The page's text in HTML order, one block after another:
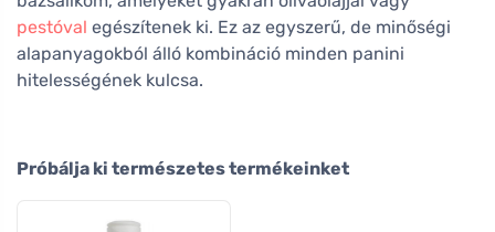
pestóval egészítenek ki. Ez az egyszerű, de minőségi
alapanyagokból álló kombináció minden panini
hitelességének kulcsa.
Próbálja ki természetes termékeinket